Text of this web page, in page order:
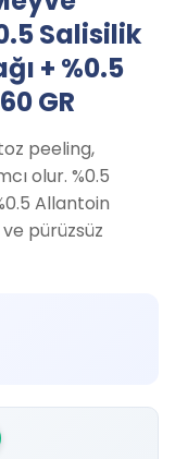
Salisilik
+ %0.5
GR
peeling,
olur. %0.5
Allantoin
pürüzsüz